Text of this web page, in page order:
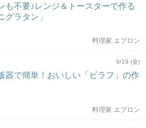
も不要♪レンジ＆トースターで作る
グラタン」
料理家 エプロン
9/19 (金)
器で簡単！おいしい「ピラフ」の作
料理家 エプロン